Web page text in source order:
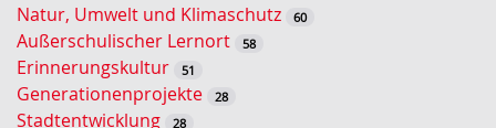
t
-
S
u
Natur, Umwelt und Klimaschutz 60
Außerschulischer Lernort 58
Erinnerungskultur 51
Generationenprojekte 28
Stadtentwicklung 28